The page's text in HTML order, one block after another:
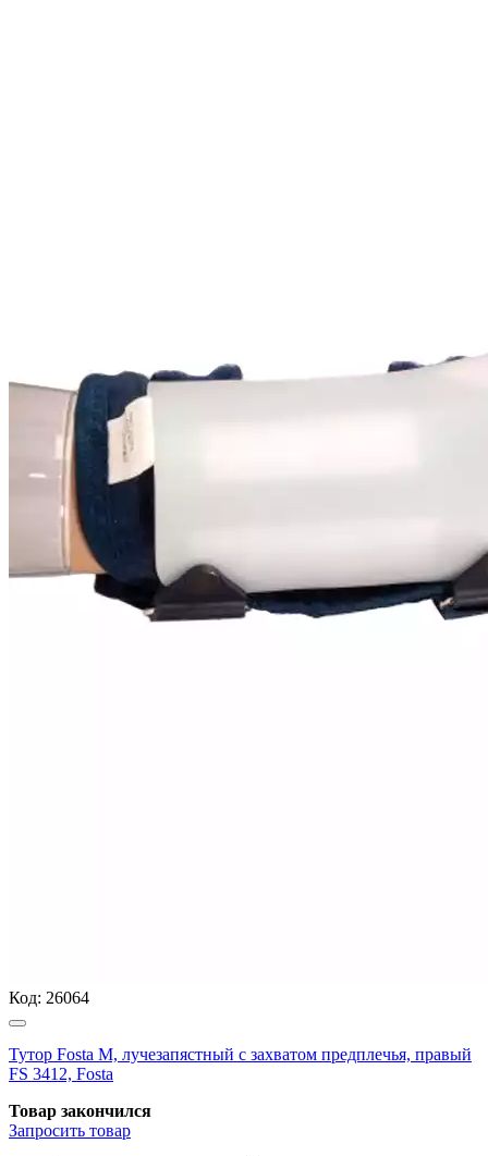
Код: 26064
Тутор Fosta M, лучезапястный с захватом предплечья, правый
FS 3412, Fosta
Товар закончился
Запросить товар